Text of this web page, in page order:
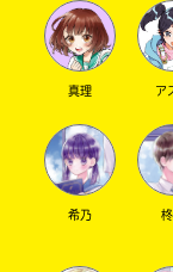
真理 ア
希乃